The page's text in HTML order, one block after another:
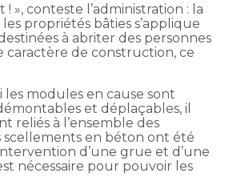
! », conteste l’administration : la
propriétés bâties s’applique
à abriter des personnes
de construction, ce
les modules en cause sont
et déplaçables, il
reliés à l’ensemble des
scellements en béton ont été
d’une grue et d’une
nécessaire pour pouvoir les